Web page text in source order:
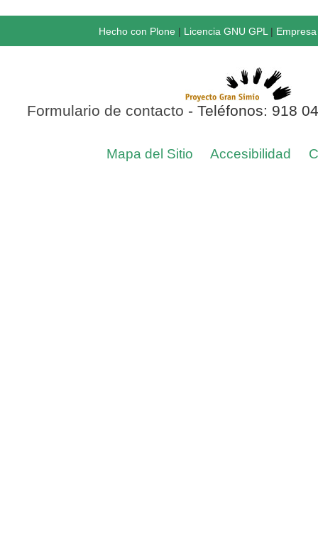
Hecho con Plone| Licencia GNU GPL |
Formulario de contacto - Teléfonos: 918
Mapa del Sitio Accesibilidad